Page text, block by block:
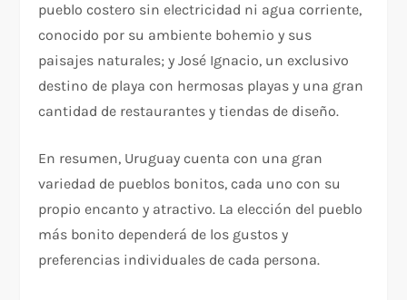
pueblo costero sin electricidad ni agua corriente,
conocido por su ambiente bohemio y sus
paisajes naturales; y José Ignacio, un exclusivo
destino de playa con hermosas playas y una gran
cantidad de restaurantes y tiendas de diseño.
En resumen, Uruguay cuenta con una gran
variedad de pueblos bonitos, cada uno con su
propio encanto y atractivo. La elección del pueblo
más bonito dependerá de los gustos y
preferencias individuales de cada persona.